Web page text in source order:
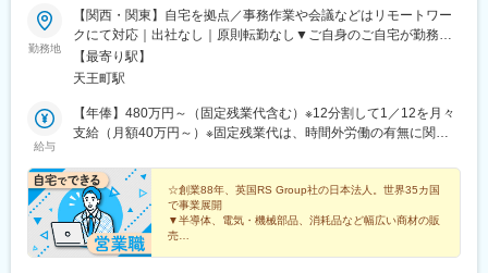
勤務地
【関西・関東】自宅を拠点／事務作業や会議などはリモートワー
クにて対応｜出社なし｜原則転勤なし▼ご自身のご自宅が勤務地
となります（関西、関東）▼関西エリアの採用を強化していま
す！事務作業や会議などは在宅で行い、顧客訪問時は自宅から直
【最寄り駅】
天王町駅
給与
【年俸】480万円～（固定残業代含む）※12分割して1／12を月々
支給（月額40万円～）※固定残業代は、時間外労働の有無に関わ
労働分は追加で支給◎年俸は、経験・スキル等を考慮の上、決定
します
☆創業88年、英国RS Group社の日本法人。世界35カ国
で事業展開
▼半導体、電気・機械部品、消耗品など幅広い商材の販
売